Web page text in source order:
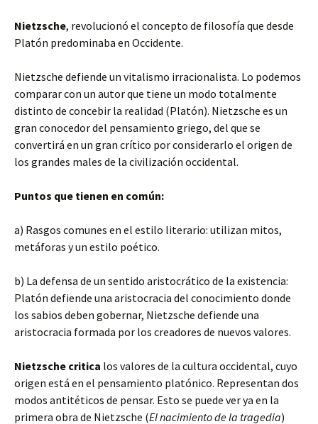
Nietzsche, revolucionó el concepto de filosofía que desde
Platón predominaba en Occidente.
Nietzsche defiende un vitalismo irracionalista. Lo podemos
comparar con un autor que tiene un modo totalmente
distinto de concebir la realidad (Platón). Nietzsche es un
gran conocedor del pensamiento griego, del que se
convertirá en un gran crítico por considerarlo el origen de
los grandes males de la civilización occidental.
Puntos que tienen en común:
a) Rasgos comunes en el estilo literario: utilizan mitos,
metáforas y un estilo poético.
b) La defensa de un sentido aristocrático de la existencia:
Platón defiende una aristocracia del conocimiento donde
los sabios deben gobernar, Nietzsche defiende una
aristocracia formada por los creadores de nuevos valores.
Nietzsche critica los valores de la cultura occidental, cuyo
origen está en el pensamiento platónico. Representan dos
modos antitéticos de pensar. Esto se puede ver ya en la
primera obra de Nietzsche (El nacimiento de la tragedia)